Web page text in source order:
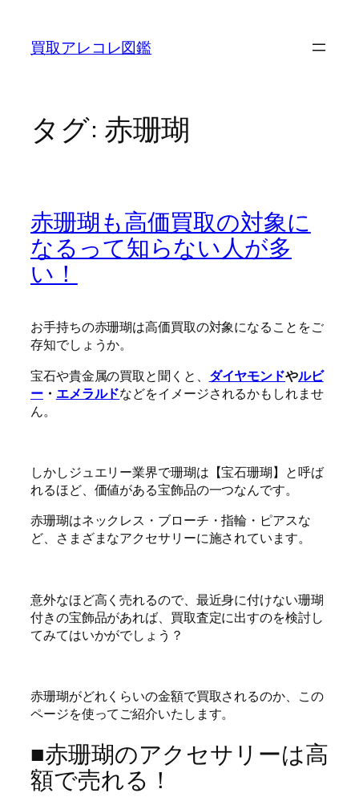
買取アレコレ図鑑
タグ: 赤珊瑚
赤珊瑚も高価買取の対象に
なるって知らない人が多
い！
お手持ちの赤珊瑚は高価買取の対象になることをご
存知でしょうか。
宝石や貴金属の買取と聞くと、 ダイヤモンドやルビ
ー・ エメラルドなどをイメージされるかもしれませ
ん。
しかしジュエリー業界で珊瑚は【宝石珊瑚】と呼ば
れるほど、価値がある宝飾品の一つなんです。
赤珊瑚はネックレス・ブローチ・指輪・ピアスな
ど、さまざまなアクセサリーに施されています。
意外なほど高く売れるので、最近身に付けない珊瑚
付きの宝飾品があれば、買取査定に出すのを検討し
てみてはいかがでしょう？
赤珊瑚がどれくらいの金額で買取されるのか、この
ページを使ってご紹介いたします。
■赤珊瑚のアクセサリーは高
額で売れる！